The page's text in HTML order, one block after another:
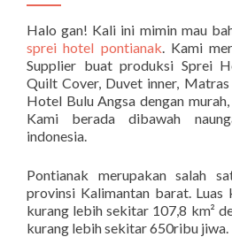
Halo gan! Kali ini mimin mau
sprei hotel pontianak. Kami
Supplier buat produksi Sprei
Quilt Cover, Duvet inner,
Hotel Bulu Angsa dengan
Kami berada dibawah
indonesia.
Pontianak merupakan salah
provinsi Kalimantan barat.
kurang lebih sekitar 107,8 km²
kurang lebih sekitar 650ribu jiwa.